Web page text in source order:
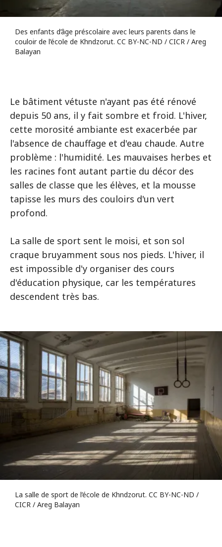
Des enfants d’âge préscolaire avec leurs parents dans le
couloir de l’école de Khndzorut. CC BY-NC-ND / CICR / Areg
Balayan
Le bâtiment vétuste n'ayant pas été rénové
depuis 50 ans, il y fait sombre et froid. L'hiver,
cette morosité ambiante est exacerbée par
l'absence de chauffage et d'eau chaude. Autre
problème : l'humidité. Les mauvaises herbes et
les racines font autant partie du décor des
salles de classe que les élèves, et la mousse
tapisse les murs des couloirs d'un vert
profond.
La salle de sport sent le moisi, et son sol
craque bruyamment sous nos pieds. L'hiver, il
est impossible d'y organiser des cours
d'éducation physique, car les températures
descendent très bas.
La salle de sport de l’école de Khndzorut. CC BY-NC-ND /
CICR / Areg Balayan